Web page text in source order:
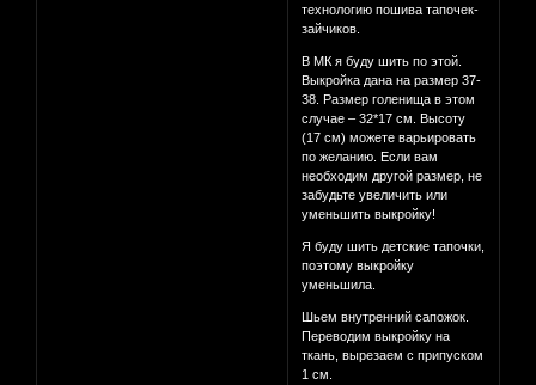
технологию пошива тапочек-
зайчиков.
В МК я буду шить по этой.
Выкройка дана на размер 37-
38. Размер голенища в этом
случае – 32*17 см. Высоту
(17 см) можете варьировать
по желанию. Если вам
необходим другой размер, не
забудьте увеличить или
уменьшить выкройку!
Я буду шить детские тапочки,
поэтому выкройку
уменьшила.
Шьем внутренний сапожок.
Переводим выкройку на
ткань, вырезаем с припуском
1 см.